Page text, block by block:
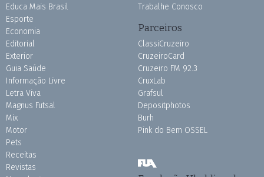
Educa Mais Brasil
Esporte
Economia
Editorial
Exterior
Guia Saúde
Informação Livre
Letra Viva
Magnus Futsal
Mix
Motor
Pets
Receitas
Revistas
Trabalhe Conosco
Parceiros
ClassiCruzeiro
CruzeiroCard
Cruzeiro FM 92.3
CruxLab
Grafsul
Depositphotos
Burh
Pink do Bem OSSEL